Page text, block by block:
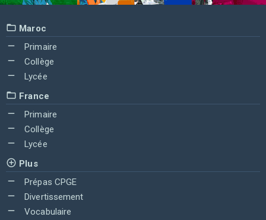
Maroc
Primaire
Collège
Lycée
France
Primaire
Collège
Lycée
Plus
Prépas CPGE
Divertissement
Vocabulaire